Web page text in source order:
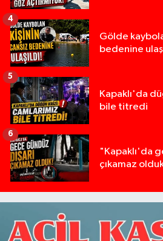
Gölde
bedenine
4
Kapaklı'da
bile titredi
5
"Kapaklı'da
çıkamaz
6